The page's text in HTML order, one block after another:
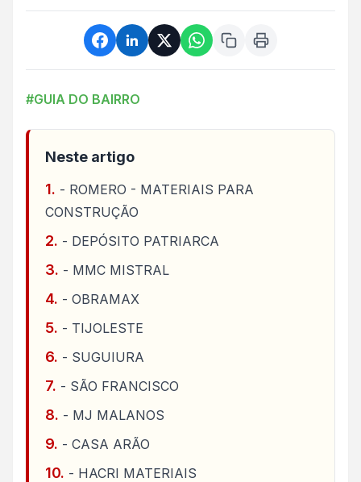
#GUIA DO BAIRRO
Neste artigo
- ROMERO - MATERIAIS PARA
CONSTRUÇÃO
- DEPÓSITO PATRIARCA
- MMC MISTRAL
- OBRAMAX
- TIJOLESTE
- SUGUIURA
- SÃO FRANCISCO
- MJ MALANOS
- CASA ARÃO
- HACRI MATERIAIS